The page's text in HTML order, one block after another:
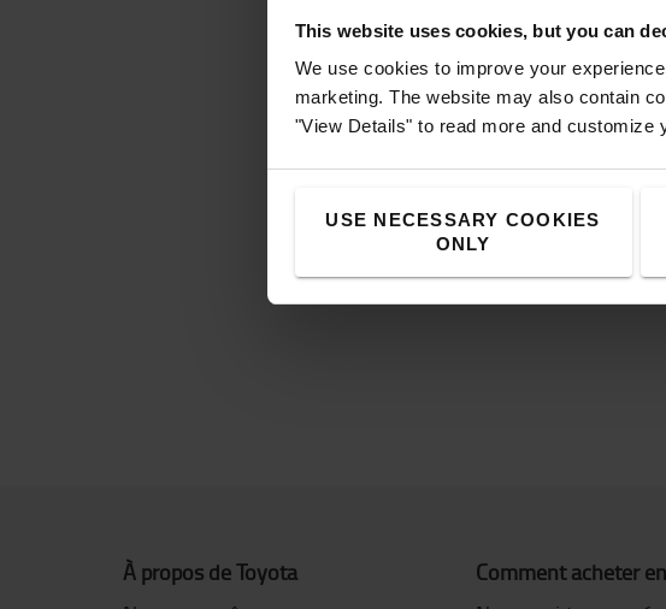
This website uses cookies, but you can
We use cookies to improve your
marketing. The website may also contain
"View Details" to read more and customize
USE NECESSARY COOKIES
ONLY
Sélection
À propos de Toyota
Comment acheter